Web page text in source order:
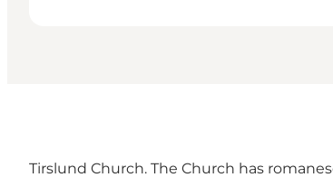
Tirslund Church. The Church has